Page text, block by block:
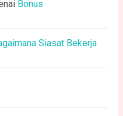
Bonus
Siasat Bekerja